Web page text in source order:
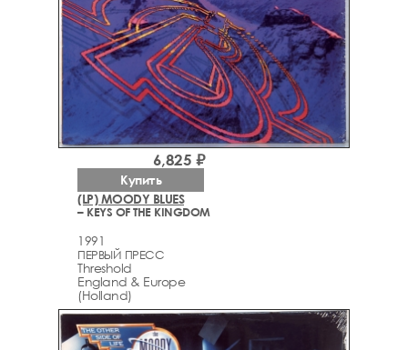
(LP) MOODY BLUES
– KEYS OF THE KINGDOM
1991
ПЕРВЫЙ ПРЕСС
Threshold
England & Europe
(Holland)
6,825 ₽
Купить